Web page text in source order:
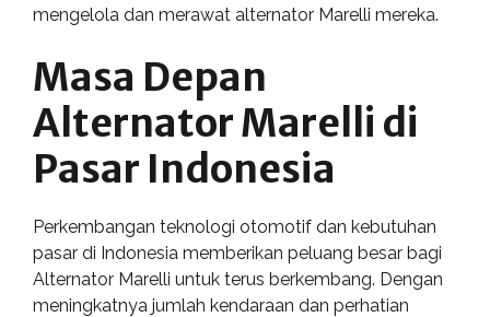
mengelola dan merawat alternator Marelli mereka.
Masa Depan
Alternator Marelli di
Pasar Indonesia
Perkembangan teknologi otomotif dan kebutuhan
pasar di Indonesia memberikan peluang besar bagi
Alternator Marelli untuk terus berkembang. Dengan
meningkatnya jumlah kendaraan dan perhatian